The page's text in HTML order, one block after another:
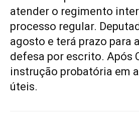
atender o regimento
processo regular.
agosto e terá prazo para
defesa por escrito. Após
instrução probatória em
úteis.